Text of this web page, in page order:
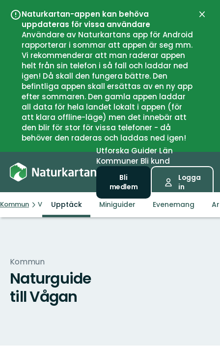
Naturkartan-appen kan behöva
uppdateras för vissa användare
Användare av Naturkartans app för Android
rapporterar i sommar att appen är seg mm.
Vi rekommenderar att man raderar appen
helt från sin telefon i så fall och laddar ned
igen! Då skall den fungera bättre. Den
befintliga appen skall ersättas av en ny app
efter sommaren. Den gamla appen laddar
all data för hela landet lokalt i appen (för
att klara offline-läge) men det innebär att
den blir för stor för vissa telefoner - då
behöver den raderas och laddas ned igen!
UtforskaGuiderLän
Kommuner Bli kund
Bli
medlem
Logga
in
Kommun VåganUpptäck Miniguider Evenemang
Kommun
Naturguide
till Vågan